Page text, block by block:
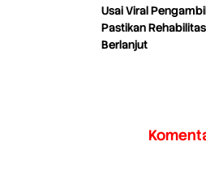
Usai Viral
Pastikan
Berlanjut